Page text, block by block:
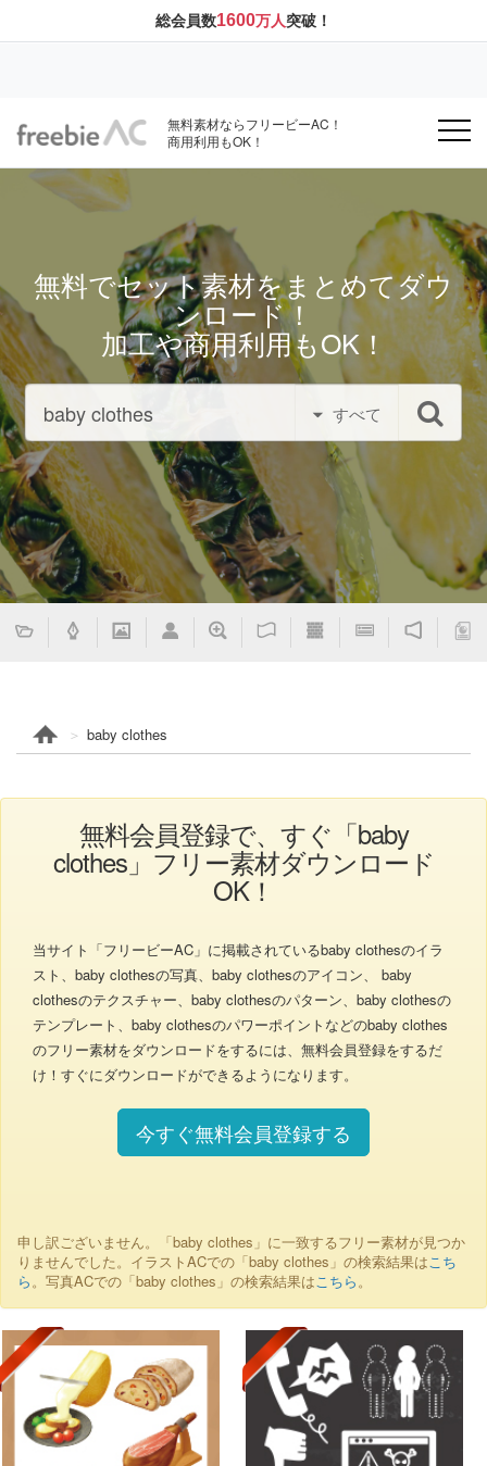
総会員数1600万人突破！
無料素材ならフリービーAC！
商用利用もOK！
無料でセット素材をまとめてダウ
ンロード！
加工や商用利用もOK！
すべて
baby clothes
無料会員登録で、すぐ「baby
clothes」フリー素材ダウンロード
OK！
当サイト「フリービーAC」に掲載されているbaby clothesのイラ
スト、baby clothesの写真、baby clothesのアイコン、 baby
clothesのテクスチャー、baby clothesのパターン、baby clothesの
テンプレート、baby clothesのパワーポイントなどのbaby clothes
のフリー素材をダウンロードをするには、無料会員登録をするだ
け！すぐにダウンロードができるようになります。
今すぐ無料会員登録する
申し訳ございません。「baby clothes」に一致するフリー素材が見つか
りませんでした。イラストACでの「baby clothes」の検索結果はこち
ら。写真ACでの「baby clothes」の検索結果はこちら。